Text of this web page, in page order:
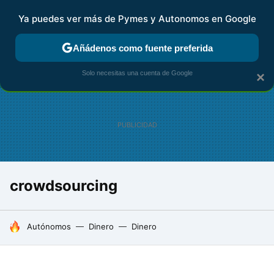
FISCALIDAD Y CONTABILIDAD KIT DIGITAL RENTA
crowdsourcing
HOY SE HABLA DE
Autónomos Dinero Dinero
×
Ya puedes ver más de Pymes y Autonomos en Google
Añádenos como fuente preferida
Solo necesitas una cuenta de Google